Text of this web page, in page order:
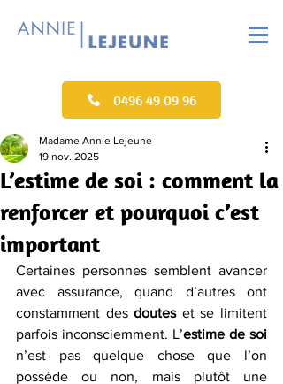
0496 49 09 96
L’estime de soi : comment la
renforcer et pourquoi c’est
important
Madame Annie Lejeune
19 nov. 2025
Certaines personnes semblent avancer
avec assurance, quand d’autres ont
constamment des doutes et se limitent
parfois inconsciemment. L’
n’est pas quelque chose que l’on